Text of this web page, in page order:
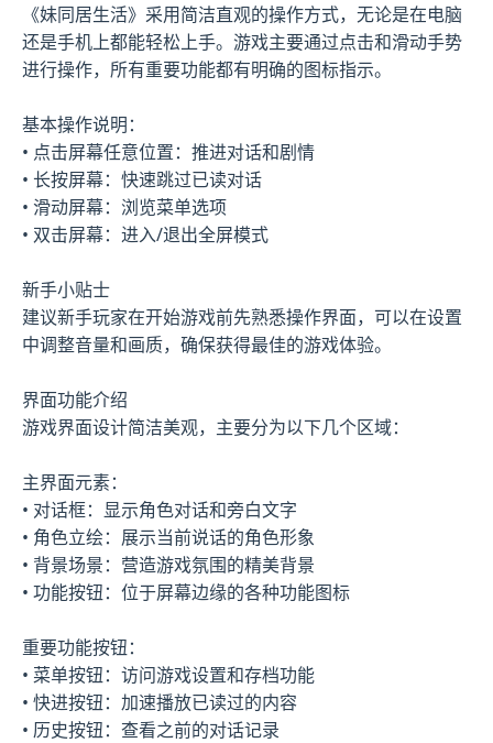
《妹同居生活》采用简洁直观的操作方式，无论是在电脑
还是手机上都能轻松上手。游戏主要通过点击和滑动手势
进行操作，所有重要功能都有明确的图标指示。
基本操作说明：
• 点击屏幕任意位置：推进对话和剧情
• 长按屏幕：快速跳过已读对话
• 滑动屏幕：浏览菜单选项
• 双击屏幕：进入/退出全屏模式
新手小贴士
建议新手玩家在开始游戏前先熟悉操作界面，可以在设置
中调整音量和画质，确保获得最佳的游戏体验。
界面功能介绍
游戏界面设计简洁美观，主要分为以下几个区域：
主界面元素：
• 对话框：显示角色对话和旁白文字
• 角色立绘：展示当前说话的角色形象
• 背景场景：营造游戏氛围的精美背景
• 功能按钮：位于屏幕边缘的各种功能图标
重要功能按钮：
• 菜单按钮：访问游戏设置和存档功能
• 快进按钮：加速播放已读过的内容
• 历史按钮：查看之前的对话记录